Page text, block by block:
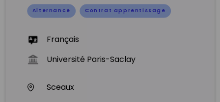
Alternance Contrat apprentissage
Français
Université Paris-Saclay
Sceaux